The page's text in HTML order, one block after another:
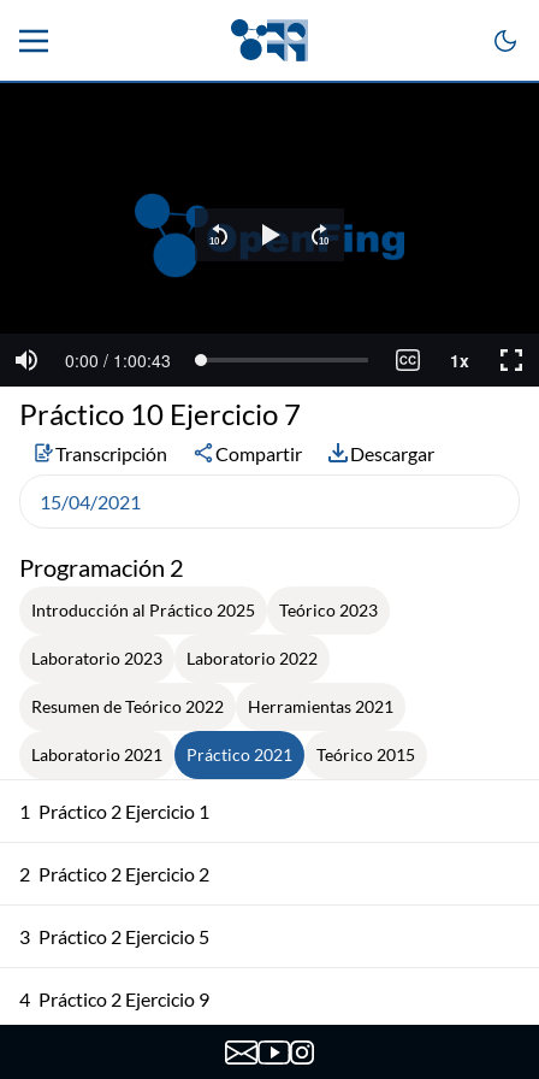
Programación 2
Introducción al Práctico 2025 Teórico 2023
Laboratorio 2023 Laboratorio 2022
Resumen de Teórico 2022 Herramientas 2021
Laboratorio 2021 Práctico 2021 Teórico 2015
1 Práctico 2 Ejercicio 1
2 Práctico 2 Ejercicio 2
3 Práctico 2 Ejercicio 5
4 Práctico 2 Ejercicio 9
Práctico 3 Ejercicio 1 :: InsOrd
Práctico 10 Ejercicio 7
Transcripción Compartir Descargar
15/04/2021